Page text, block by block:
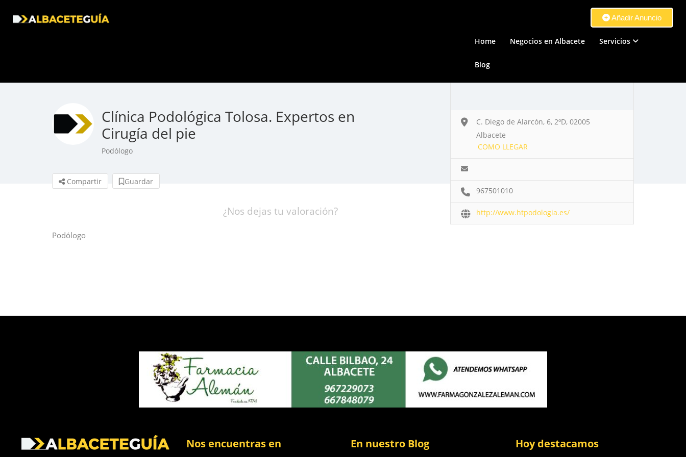
Añadir Anuncio
Home Negocios en Albacete Servicios
Blog
Clínica Podológica Tolosa. Expertos en
Cirugía del pie
Podólogo
Compartir Guardar
¿Nos dejas tu valoración?
Podólogo
C. Diego de Alarcón, 6, 2ºD, 02005
Albacete
COMO LLEGAR
967501010
http://www.htpodologia.es/
Nos encuentras en En nuestro Blog Hoy destacamos